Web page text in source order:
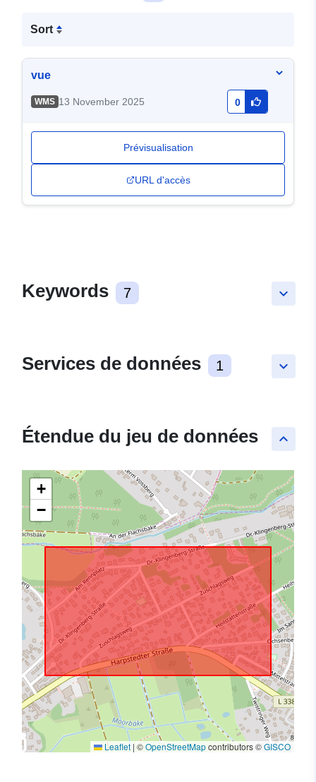
Sort
vue
WMS 13 November 2025 0
Prévisualisation
URL d'accès
keyboard_arrow_down
Keywords 7
keyboard_arrow_down
Services de données 1
keyboard_arrow_up
Étendue du jeu de données
+
−
Leaflet | ©OpenStreetMapcontributors ©GISCO